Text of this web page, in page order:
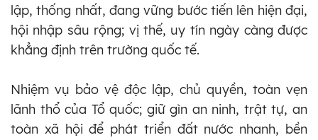
lập, thống nhất, đang vững bước tiến lên hiện đại,
hội nhập sâu rộng; vị thế, uy tín ngày càng được
khẳng định trên trường quốc tế.
Nhiệm vụ bảo vệ độc lập, chủ quyền, toàn vẹn
lãnh thổ của Tổ quốc; giữ gìn an ninh, trật tự, an
toàn xã hội để phát triển đất nước nhanh, bền